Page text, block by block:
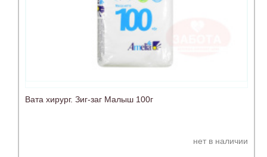
Вата хирург. Зиг-заг Малыш 100г
нет в наличии